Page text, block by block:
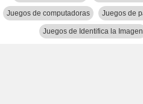
Juegos de computadoras Juegos de
Juegos de Identifica la Imagen